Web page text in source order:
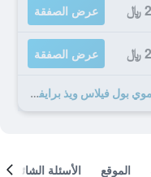
عرض الصفقة
عرض الصفقة
27 صفقة إضافية لـ توي بلو ذا باسيدج ساموي بول فيلاس ويذ برايفت بيتش ريزورت
الموقع الأسئلة الشائعة